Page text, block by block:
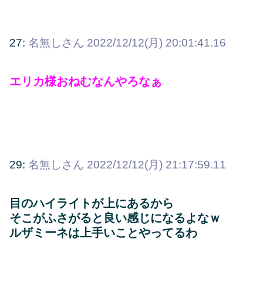
27: 名無しさん 2022/12/12(月) 20:01:41.16
エリカ様おねむなんやろなぁ
29: 名無しさん 2022/12/12(月) 21:17:59.11
目のハイライトが上にあるから
そこがふさがると良い感じになるよなｗ
ルザミーネは上手いことやってるわ